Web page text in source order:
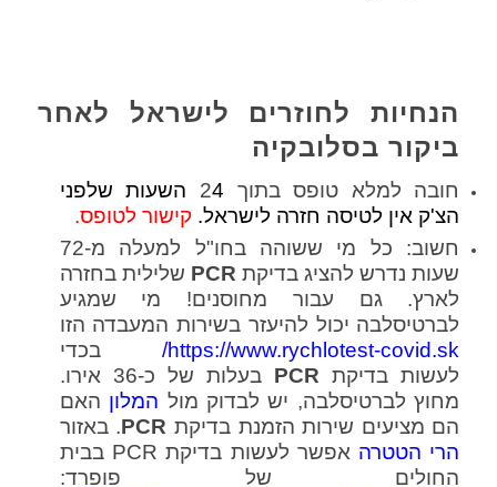
הנחיות לחוזרים לישראל לאחר
ביקור בסלובקיה
חובה למלא טופס בתוך 2
4 השעות שלפני
הצ'ק אין לטיסה חזרה לישראל. קישור לטופס.
חשוב: כל מי ששוהה בחו"ל למעלה מ-72
שעות נדרש להציג בדיקת PCR שלילית בחזרה
לארץ. גם עבור מחוסנים! מי שמגיע
לברטיסלבה יכול להיעזר בשירות המעבדה הזו
https://www.rychlotest-covid.sk/ בכדי
לעשות בדיקת PCR
בעלות של כ-36 אירו.
מחוץ לברטיסלבה, יש לבדוק מול המלון האם
הם מציעים שירות הזמנת בדיקת PCR. באזור
הרי הטטרה
אפשר לעשות בדיקת PCR בבית
החולים של פופרד: